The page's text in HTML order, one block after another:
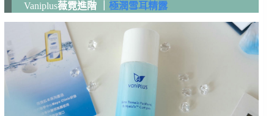
Vaniplus薇霓進階 ｜ 極潤雪耳精露